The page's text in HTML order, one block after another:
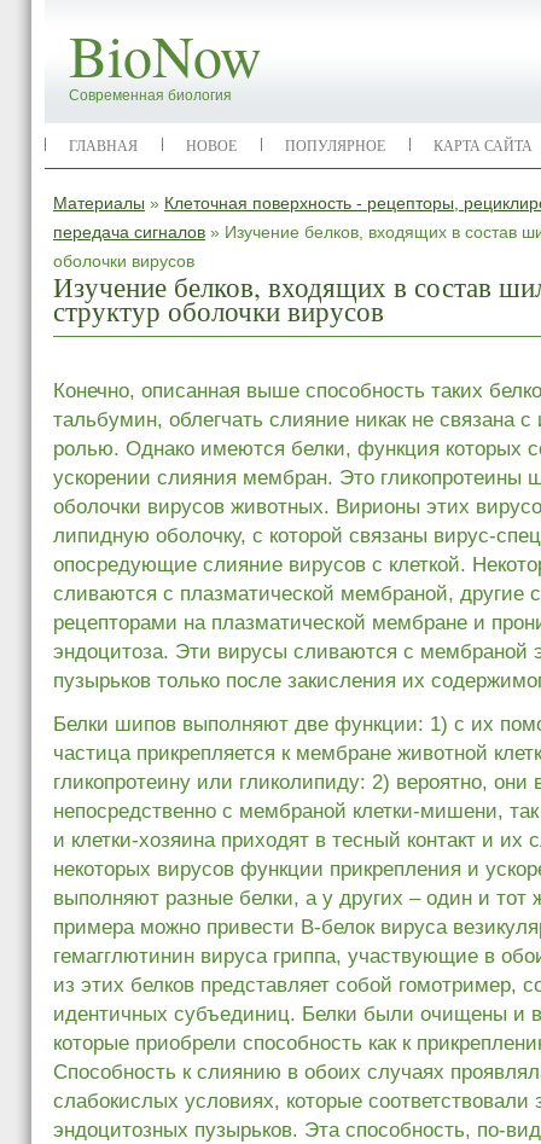
BioNow
Современная биология
ГЛАВНАЯ НОВОЕ ПОПУЛЯРНОЕ КАРТА САЙТА
Материалы » Клеточная поверхность - рецепторы,
передача сигналов » Изучение белков, входящих в состав
оболочки вирусов
Изучение белков, входящих в состав
структур оболочки вирусов
Конечно, описанная выше способность таких
тальбумин, облегчать слияние никак не связана
ролью. Однако имеются белки, функция которых
ускорении слияния мембран. Это гликопротеины
оболочки вирусов животных. Вирионы этих
липидную оболочку, с которой связаны вирус-
опосредующие слияние вирусов с клеткой.
сливаются с плазматической мембраной, другие
рецепторами на плазматической мембране и
эндоцитоза. Эти вирусы сливаются с мембраной
пузырьков только после закисления их
Белки шипов выполняют две функции: 1) с их
частица прикрепляется к мембране животной
гликопротеину или гликолипиду: 2) вероятно, они
непосредственно с мембраной клетки-мишени,
и клетки-хозяина приходят в тесный контакт и их
некоторых вирусов функции прикрепления и
выполняют разные белки, а у других – один и тот
примера можно привести В-белок вируса
гемагглютинин вируса гриппа, участвующие в
из этих белков представляет собой гомотример,
идентичных субъединиц. Белки были очищены и
которые приобрели способность как к
Способность к слиянию в обоих случаях
слабокислых условиях, которые
эндоцитозных пузырьков. Эта способность, по-